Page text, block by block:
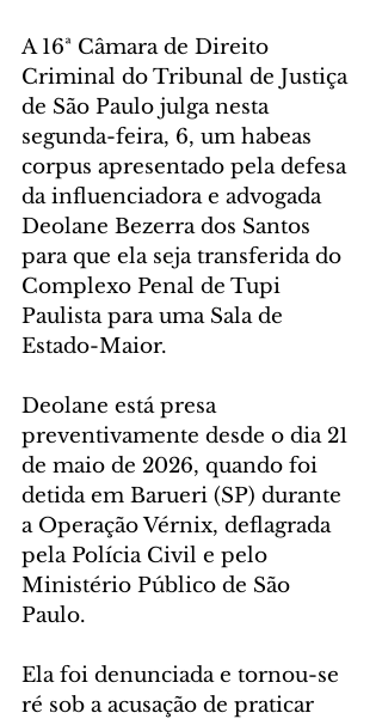
A 16ª Câmara de Direito
Criminal do Tribunal de Justiça
de São Paulo julga nesta
segunda-feira, 6, um habeas
corpus apresentado pela defesa
da influenciadora e advogada
Deolane Bezerra dos Santos
para que ela seja transferida do
Complexo Penal de Tupi
Paulista para uma Sala de
Estado-Maior.
Deolane está presa
preventivamente desde o dia 21
de maio de 2026, quando foi
detida em Barueri (SP) durante
a Operação Vérnix, deflagrada
pela Polícia Civil e pelo
Ministério Público de São
Paulo.
Ela foi denunciada e tornou-se
ré sob a acusação de praticar